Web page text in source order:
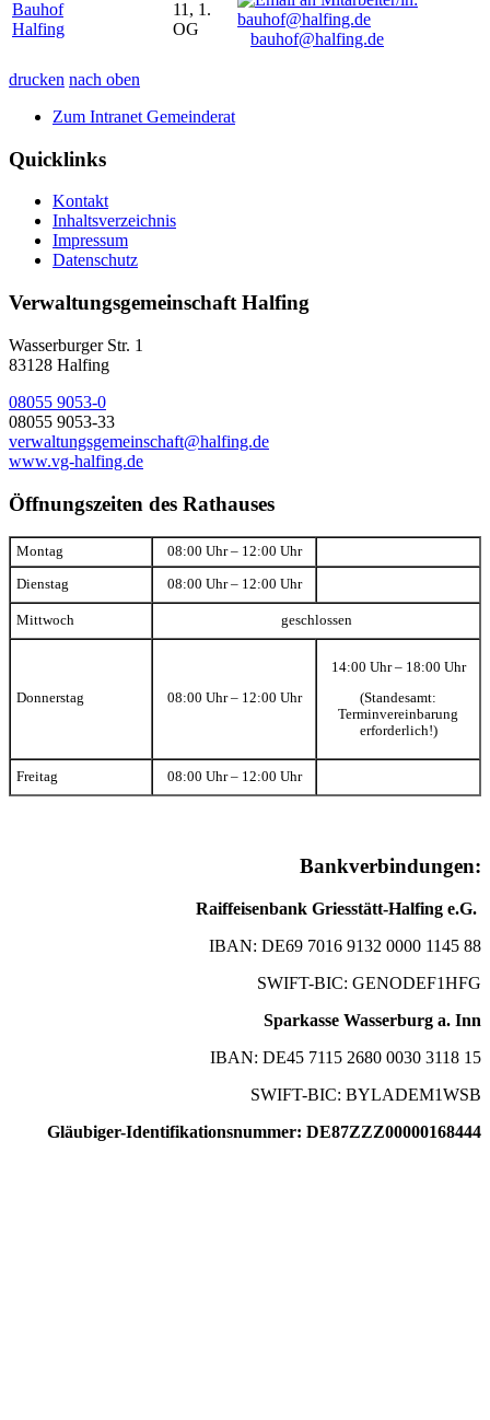
Bauhof
Halfing
11, 1.
OG
bauhof@halfing.de
drucken nach oben
Zum Intranet Gemeinderat
Quicklinks
Kontakt
Inhaltsverzeichnis
Impressum
Datenschutz
Verwaltungsgemeinschaft Halfing
Wasserburger Str. 1
83128 Halfing
08055 9053-0
08055 9053-33
verwaltungsgemeinschaft@halfing.de
www.vg-halfing.de
Öffnungszeiten des Rathauses
Montag 08:00 Uhr – 12:00 Uhr
Dienstag 08:00 Uhr – 12:00 Uhr
Mittwoch geschlossen
Donnerstag 08:00 Uhr – 12:00 Uhr
14:00 Uhr – 18:00 Uhr
(Standesamt:
Terminvereinbarung
erforderlich!)
Freitag 08:00 Uhr – 12:00 Uhr
Bankverbindungen:
Raiffeisenbank Griesstätt-Halfing e.G.
IBAN: DE69 7016 9132 0000 1145 88
SWIFT-BIC: GENODEF1HFG
Sparkasse Wasserburg a. Inn
IBAN: DE45 7115 2680 0030 3118 15
SWIFT-BIC: BYLADEM1WSB
Gläubiger-Identifikationsnummer: DE87ZZZ00000168444